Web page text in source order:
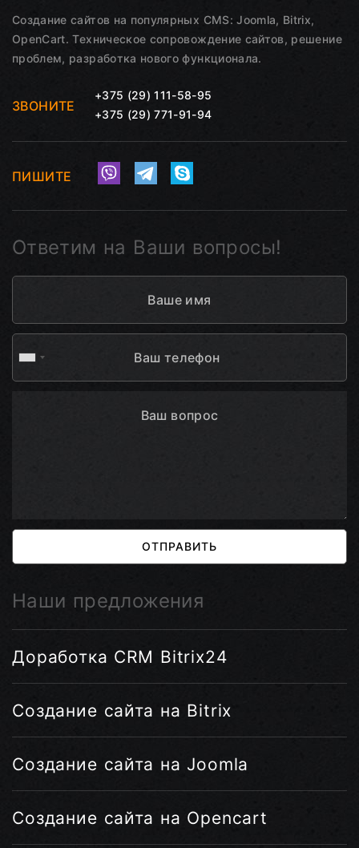
Создание сайтов на популярных CMS: Joomla, Bitrix,
OpenCart. Техническое сопровождение сайтов, решение
проблем, разработка нового функционала.
ЗВОНИТЕ
+375 (29) 111-58-95
+375 (29) 771-91-94
ПИШИТЕ
Ответим на Ваши вопросы!
ОТПРАВИТЬ
Наши предложения
Доработка CRM Bitrix24
Создание сайта на Bitrix
Создание сайта на Joomla
Создание сайта на Opencart